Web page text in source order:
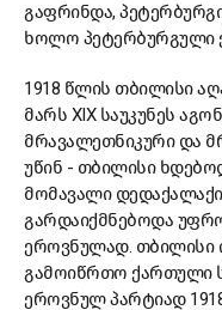
გაფრინდა,
ხოლო პეტერბურგული
1918 წლის თბილისი
მარს XIX საუკუნეს
მრავალეთნიკური და
უწინ - თბილისი
მომავალი
გარდაიქმნებოდა
ეროვნულად. თბილისი
გამოიწრთო ქართული
ეროვნულ პარტიად